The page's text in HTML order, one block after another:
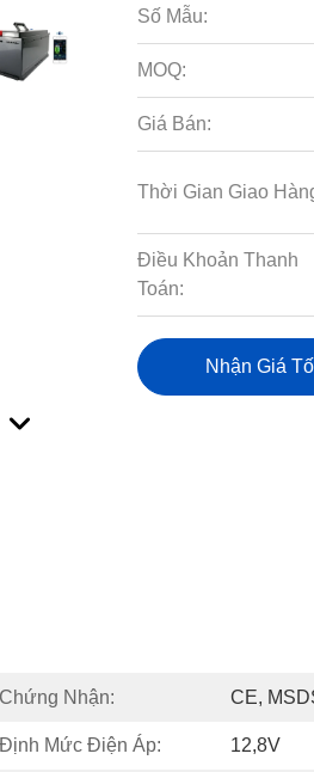
Số Mẫu:
MOQ:
Giá Bán:
Thời Gian Giao
Điều Khoản Thanh
Toán:
Nhận Giá
Chứng Nhận: CE,
Định Mức Điện Áp: 12,8V